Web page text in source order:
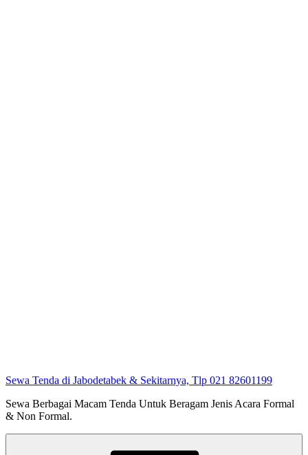
Sewa Tenda di Jabodetabek & Sekitarnya, Tlp 021 82601199
Sewa Berbagai Macam Tenda Untuk Beragam Jenis Acara Formal
& Non Formal.